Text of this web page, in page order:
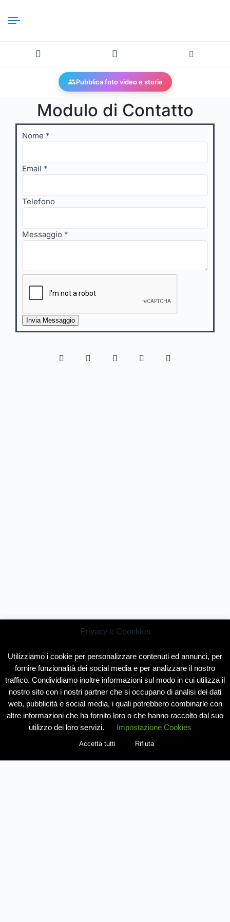
Pubblica foto video e storie
Modulo di Contatto
Nome *
Messaggio
Email *
Telefono
Messaggio *
Invia Messaggio
Privacy e Coockies
Utilizziamo i cookie per personalizzare contenuti ed annunci, per
fornire funzionalità dei social media e per analizzare il nostro
traffico. Condividiamo inoltre informazioni sul modo in cui utilizza il
nostro sito con i nostri partner che si occupano di analisi dei dati
web, pubblicità e social media, i quali potrebbero combinarle con
altre informazioni che ha fornito loro o che hanno raccolto dal suo
utilizzo dei loro servizi.
Impostazione Cookies
Accetta tutti Rifiuta